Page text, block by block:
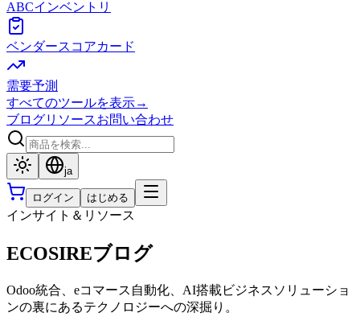
ABCインベントリ
ベンダースコアカード
需要予測
すべてのツールを表示→
ブログリソースお問い合わせ
ja
ログイン はじめる
インサイト＆リソース
ECOSIREブログ
Odoo統合、eコマース自動化、AI搭載ビジネスソリューショ
ンの裏にあるテクノロジーへの深掘り。